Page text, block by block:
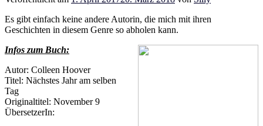
Es gibt einfach keine andere Autorin, die mich mit ihren
Geschichten in diesem Genre so abholen kann.
Infos zum Buch:
Autor: Colleen Hoover
Titel: Nächstes Jahr am selben
Tag
Originaltitel: November 9
ÜbersetzerIn: